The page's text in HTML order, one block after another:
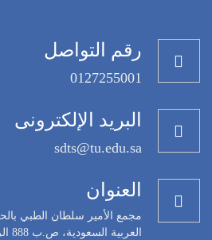
رقم التواصل
0127255001
البريد الإلكترونى
sdts@tu.edu.sa
العنوان
مجمع الأمير سلطان الطبي
العربية السعودية، ص.ب 888 الرمز البريدي 21974